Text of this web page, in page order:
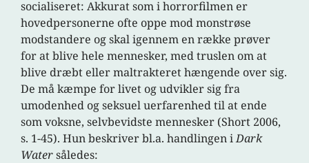
socialiseret: Akkurat som i horrorfilmen er
hovedpersonerne ofte oppe mod monstrøse
modstandere og skal igennem en række prøver
for at blive hele mennesker, med truslen om at
blive dræbt eller maltrakteret hængende over sig.
De må kæmpe for livet og udvikler sig fra
umodenhed og seksuel uerfarenhed til at ende
som voksne, selvbevidste mennesker (Short 2006,
s. 1-45). Hun beskriver bl.a. handlingen iDark
Watersåledes: